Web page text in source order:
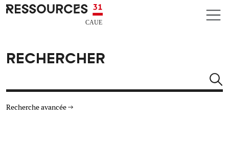
Aller au contenu principal
CAUE RESSOURCES 31
RECHERCHER
Recherche avancée